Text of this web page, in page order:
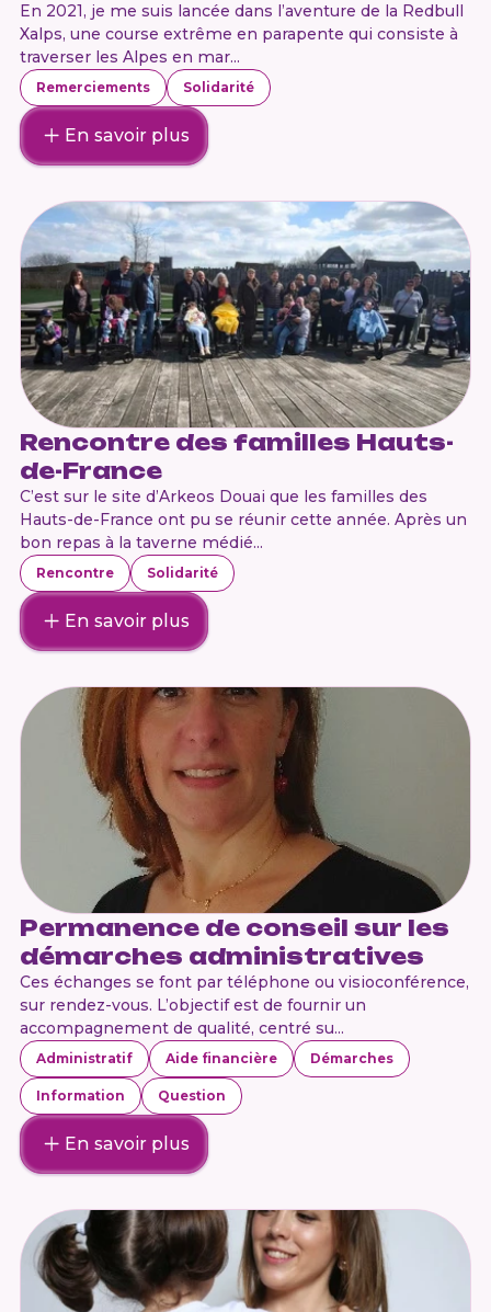
En 2021, je me suis lancée dans l’aventure de la Redbull
Xalps, une course extrême en parapente qui consiste à
traverser les Alpes en mar...
Remerciements Solidarité
En savoir plus
Rencontre des familles Hauts-
de-France
C’est sur le site d’Arkeos Douai que les familles des
Hauts-de-France ont pu se réunir cette année. Après un
bon repas à la taverne médié...
Rencontre Solidarité
En savoir plus
Permanence de conseil sur les
démarches administratives
Ces échanges se font par téléphone ou visioconférence,
sur rendez-vous. L’objectif est de fournir un
accompagnement de qualité, centré su...
Administratif Aide financière Démarches
Information Question
En savoir plus